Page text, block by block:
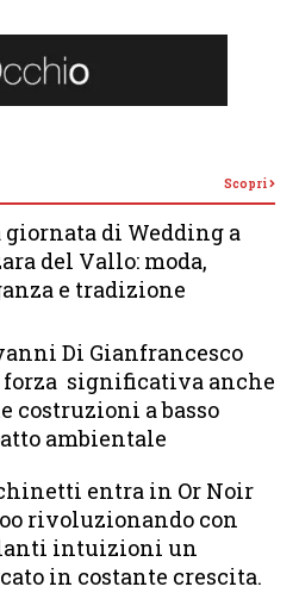
Scopri
giornata di Wedding a
del Vallo: moda,
e tradizione
Di Gianfrancesco
forza significativa anche
costruzioni a basso
ambientale
entra in Or Noir
rivoluzionando con
intuizioni un
in costante crescita.